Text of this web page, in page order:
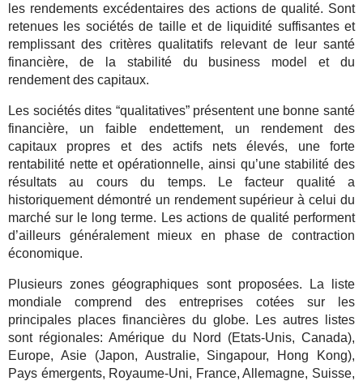
les rendements excédentaires des actions de qualité. Sont
retenues les sociétés de taille et de liquidité suffisantes et
remplissant des critères qualitatifs relevant de leur santé
financière, de la stabilité du business model et du
rendement des capitaux.
Les sociétés dites “qualitatives” présentent une bonne santé
financière, un faible endettement, un rendement des
capitaux propres et des actifs nets élevés, une forte
rentabilité nette et opérationnelle, ainsi qu’une stabilité des
résultats au cours du temps. Le facteur qualité a
historiquement démontré un rendement supérieur à celui du
marché sur le long terme. Les actions de qualité performent
d’ailleurs généralement mieux en phase de contraction
économique.
Plusieurs zones géographiques sont proposées. La liste
mondiale comprend des entreprises cotées sur les
principales places financières du globe. Les autres listes
sont régionales: Amérique du Nord (Etats-Unis, Canada),
Europe, Asie (Japon, Australie, Singapour, Hong Kong),
Pays émergents, Royaume-Uni, France, Allemagne, Suisse,